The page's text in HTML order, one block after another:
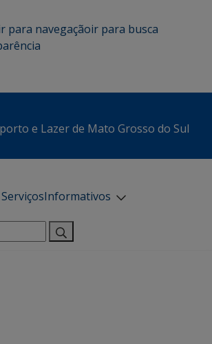
para navegaçãoir para busca
e Lazer de Mato Grosso do Sul
ServiçosInformativos